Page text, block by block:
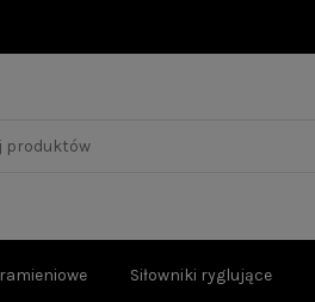
Siłowniki ryglujące